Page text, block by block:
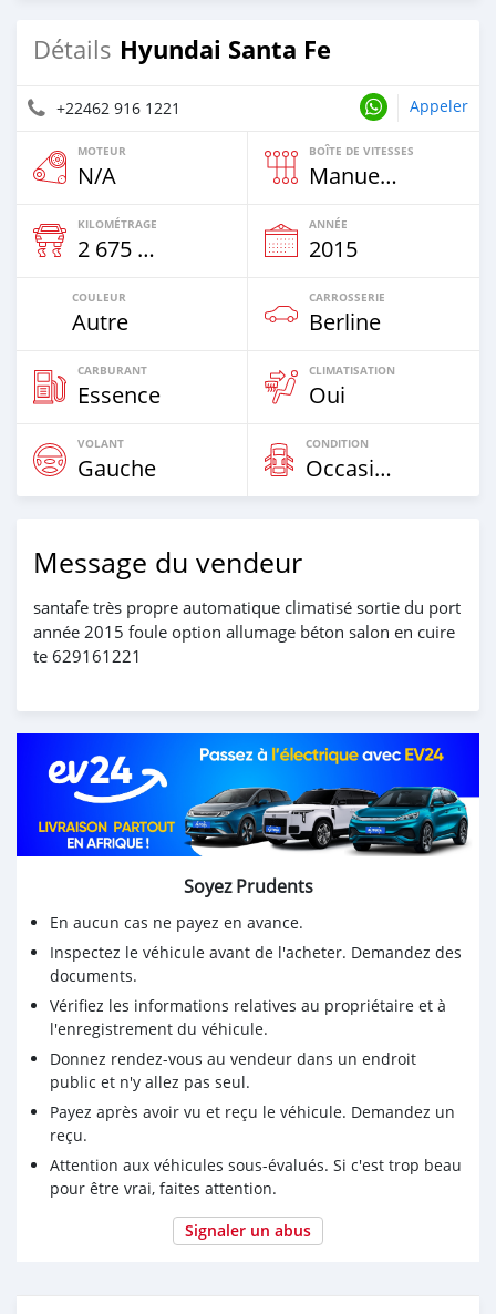
Détails Hyundai Santa Fe
+22462 916 1221 Appeler
MOTEUR
N/A
BOÎTE DE VITESSES
Manuelle
KILOMÉTRAGE
2 675 Km
ANNÉE
2015
COULEUR
Autre
CARROSSERIE
Berline
CARBURANT
Essence
CLIMATISATION
Oui
VOLANT
Gauche
CONDITION
Occasion
Message du vendeur
santafe très propre automatique climatisé sortie du port
année 2015 foule option allumage béton salon en cuire
te 629161221
Soyez Prudents
En aucun cas ne payez en avance.
Inspectez le véhicule avant de l'acheter. Demandez des
documents.
Vérifiez les informations relatives au propriétaire et à
l'enregistrement du véhicule.
Donnez rendez-vous au vendeur dans un endroit
public et n'y allez pas seul.
Payez après avoir vu et reçu le véhicule. Demandez un
reçu.
Attention aux véhicules sous-évalués. Si c'est trop beau
pour être vrai, faites attention.
Signaler un abus